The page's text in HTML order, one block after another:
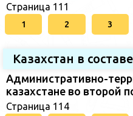
Страница 111
1 2 3
Казахстан в
Административно-
казахстане во второй
Страница 114